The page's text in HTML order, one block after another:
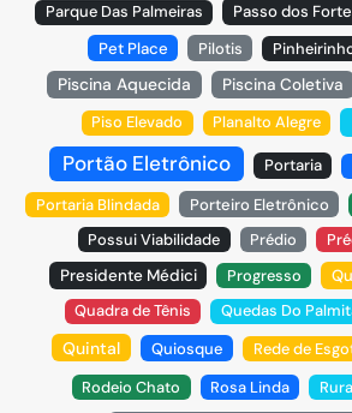
Parque Das Palmeiras
Passo dos
Pet Place
Pilotis
Piscina Aquecida
Piscina Coletiva
Piso Elevado
Planalto Alegre
Portão Eletrônico Portaria
Portaria Blindada
Porteiro Eletrônico
Possui Viabilidade
Prédio
Presidente Médici
Progresso
Quadra de Tênis
Quedas Do
Quintal Quiosque Rede de
Rodeio Chato
Rosa Linda